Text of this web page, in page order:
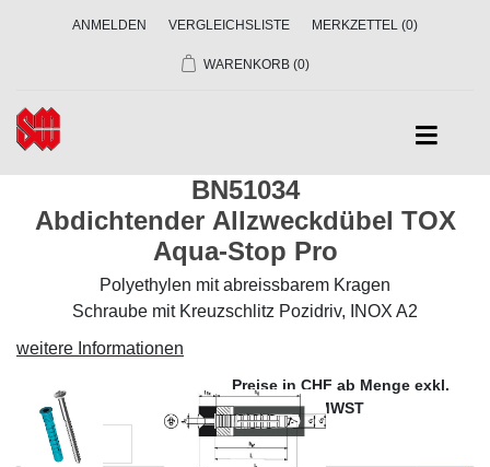
ANMELDEN VERGLEICHSLISTE MERKZETTEL (0)
WARENKORB (0)
BN51034
Abdichtender Allzweckdübel TOX
Aqua-Stop Pro
Polyethylen mit abreissbarem Kragen
Schraube mit Kreuzschlitz Pozidriv, INOX A2
weitere Informationen
VE
Preise in CHF ab Menge exkl.
MWST